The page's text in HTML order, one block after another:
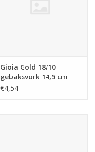
Gioia Gold 18/10
gebaksvork 14,5 cm
€4,54